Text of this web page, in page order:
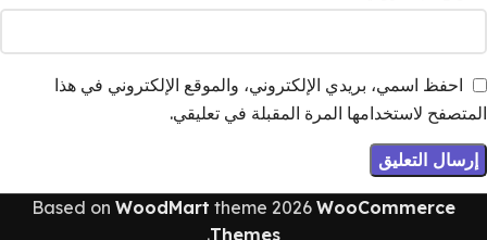
احفظ اسمي، بريدي الإلكتروني، والموقع الإلكتروني في هذا
المتصفح لاستخدامها المرة المقبلة في تعليقي.
Based on WoodMart theme 2026 WooCommerce
Themes
.